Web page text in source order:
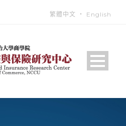
繁體中文 ‧ English